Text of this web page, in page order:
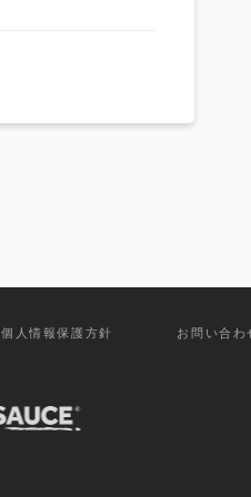
個人情報保護方針 お問い合わ